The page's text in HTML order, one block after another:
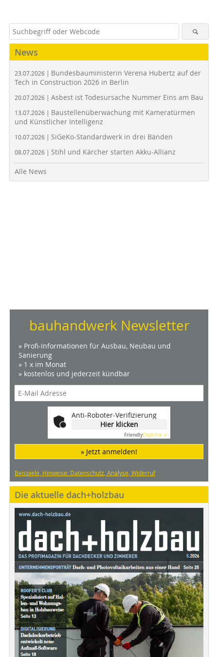
News
23.07.2026 | Bundesbauministerin Verena Hubertz auf der
Tech in Construction 2026 in Berlin
20.07.2026 | Asbest ist Todesursache Nummer Eins am Bau
13.07.2026 | Baustellenüberwachung mit Kameratürmen
und Künstlicher Intelligenz
10.07.2026 | SiGeKo-Standardwerk in drei Bänden
08.07.2026 | Stihl und Kärcher starten Akku-Allianz
Alle News
bauhandwerk Newsletter
» Profi-Informationen für Ausbau, Neubau und
Sanierung
» 1 x im Monat
» kostenlos und jederzeit kündbar
Anti-Roboter-Verifizierung
Hier klicken
FriendlyCaptcha ⇗
» Jetzt anmelden!
Beispiele, Hinweise: Datenschutz, Analyse, Widerruf
Die aktuelle dach+holzbau